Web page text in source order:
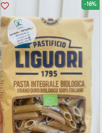
favorite_border -16%